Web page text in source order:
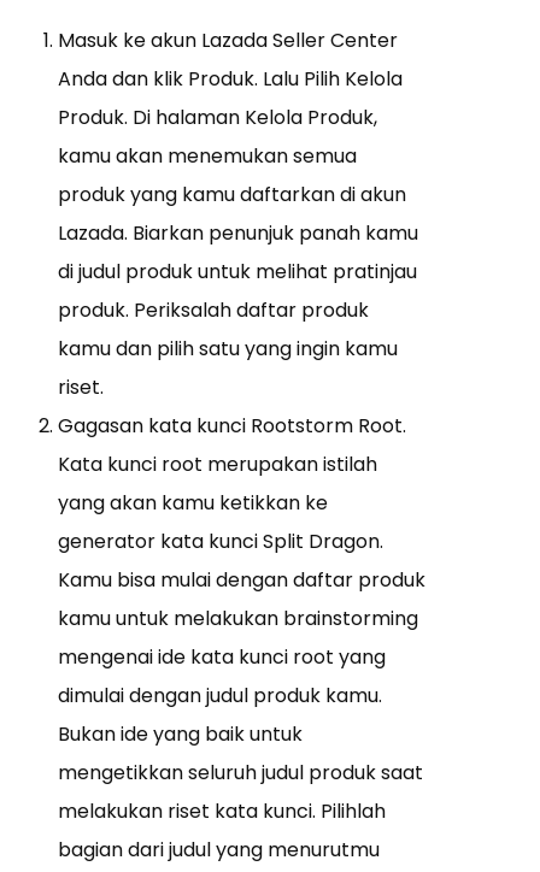
Masuk ke akun Lazada Seller Center
Anda dan klik Produk. Lalu Pilih Kelola
Produk. Di halaman Kelola Produk,
kamu akan menemukan semua
produk yang kamu daftarkan di akun
Lazada. Biarkan penunjuk panah kamu
di judul produk untuk melihat pratinjau
produk. Periksalah daftar produk
kamu dan pilih satu yang ingin kamu
riset.
Gagasan kata kunci Rootstorm Root.
Kata kunci root merupakan istilah
yang akan kamu ketikkan ke
generator kata kunci Split Dragon.
Kamu bisa mulai dengan daftar produk
kamu untuk melakukan brainstorming
mengenai ide kata kunci root yang
dimulai dengan judul produk kamu.
Bukan ide yang baik untuk
mengetikkan seluruh judul produk saat
melakukan riset kata kunci. Pilihlah
bagian dari judul yang menurutmu